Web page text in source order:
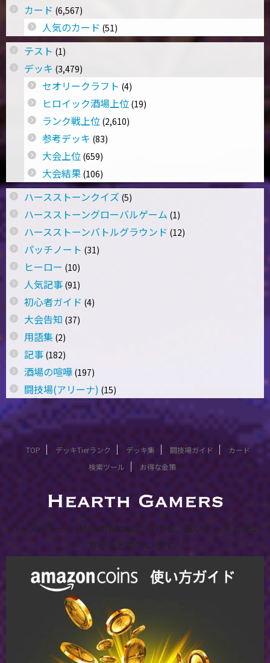
カード (6,567)
人気のカード (51)
テスト (1)
デッキ (3,479)
セオリークラフト (4)
ヒロイック酒場上位 (19)
ランク戦上位 (2,610)
参考デッキ (83)
大会上位 (659)
大会結果 (106)
ハースストーンクイズ (5)
ハースストーングローバルゲーム (1)
ハースストーンバトルグラウンド (12)
パッチノート (31)
ヒーロー (10)
人気記事 (91)
初心者ガイド (4)
大会告知 (37)
用語集 (2)
記事 (182)
酒場の喧嘩 (197)
闘技場(アリーナ) (15)
TOP デッキTierランク デッキ集 闘技場ガイド
カード
検索ツール
お得な金策
ハースストーン/Hearthstoneにおける、強いデッキと使い
方をまとめています。